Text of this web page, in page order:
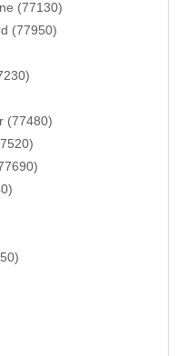
(77130)
(77950)
(77480)